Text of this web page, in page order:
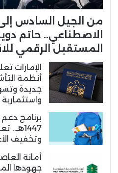
من الجيل السادس إلى
الاصطناعي.. حاتم
المستقبل الرقمي
الإمارات
أنظمة
جديدة
واستثمارية
برنامج
وتخفيف
أمانة
جهودها